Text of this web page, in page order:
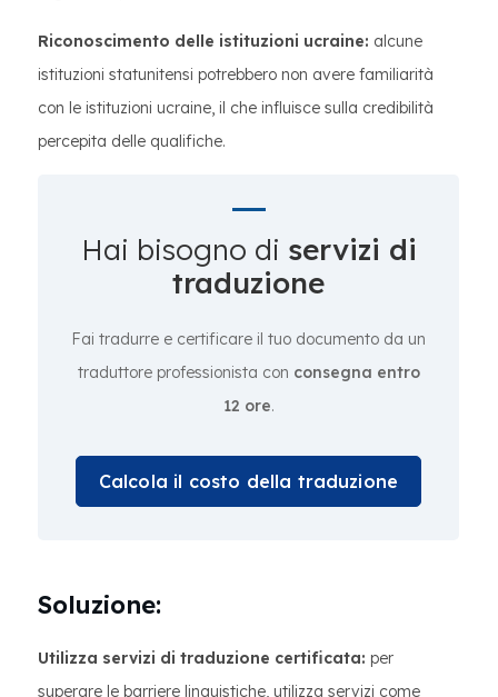
Riconoscimento delle istituzioni ucraine: alcune
istituzioni statunitensi potrebbero non avere familiarità
con le istituzioni ucraine, il che influisce sulla credibilità
percepita delle qualifiche.
Hai bisogno di servizi di
traduzione
Fai tradurre e certificare il tuo documento da un
traduttore professionista con consegna entro
12 ore.
Calcola il costo della traduzione
Soluzione:
Utilizza servizi di traduzione certificata: per
superare le barriere linguistiche, utilizza servizi come